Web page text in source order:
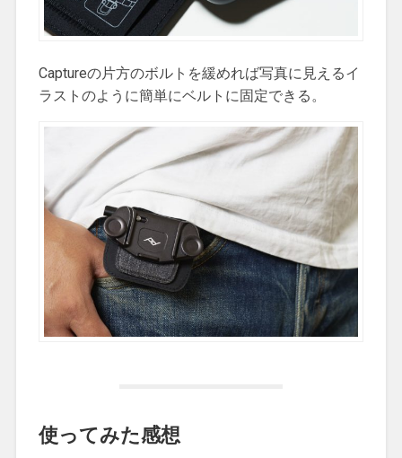
Captureの片方のボルトを緩めれば写真に見えるイ
ラストのように簡単にベルトに固定できる。
使ってみた感想